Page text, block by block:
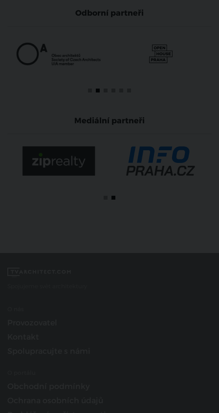
Odborní partneři
Mediální partneři